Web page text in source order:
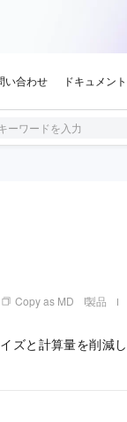
ーワードを入力
Copy as MD 製品
ズと計算量を削減し